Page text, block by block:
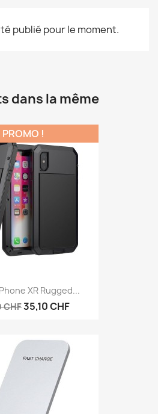
publié pour le moment.
dans la même
XR Rugged...
CHF35,10 CHF
PROMO !